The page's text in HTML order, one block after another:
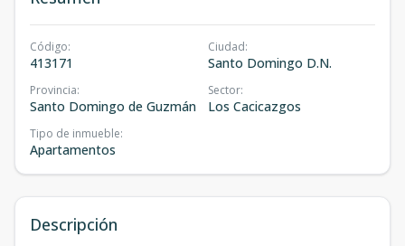
Código:
413171
Ciudad:
Santo Domingo D.N.
Provincia:
Santo Domingo de Guzmán
Sector:
Los Cacicazgos
Tipo de inmueble:
Apartamentos
Descripción